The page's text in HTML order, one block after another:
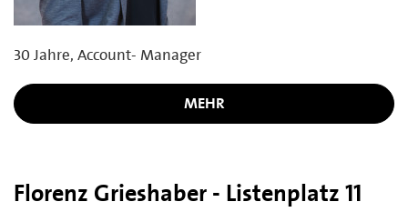
30 Jahre, Account- Manager
MEHR
Florenz Grieshaber - Listenplatz 11